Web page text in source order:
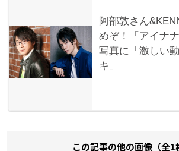
この記事の他の画像（全1